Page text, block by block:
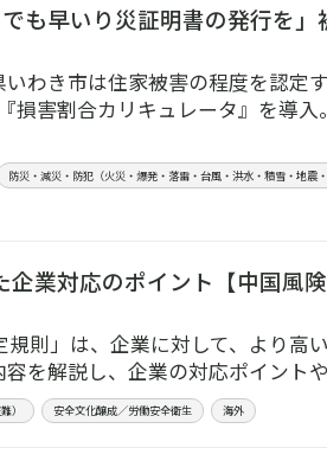
も早いり災証明書の発行を
わき市は住家被害の程度を認定
損害割合カリキュレータ』を導
防災・減災・防犯（火災・爆発・落雷・台風・洪水・積雪・地震・
企業対応のポイント【中国風
則」は、企業に対して、より高
を解説し、企業の対応ポイント
） 安全文化醸成／労働安全衛生 海外